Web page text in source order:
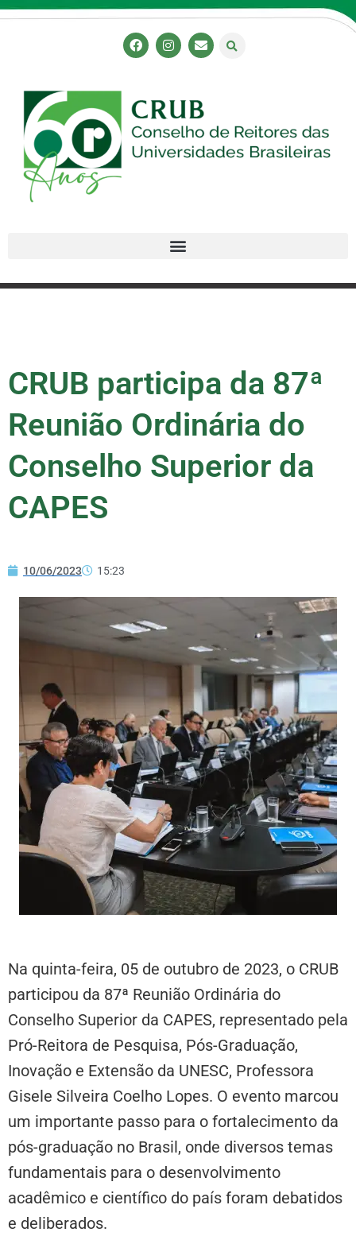
CRUB participa da 87ª
Reunião Ordinária do
Conselho Superior da
CAPES
10/06/2023 15:23
Na quinta-feira, 05 de outubro de 2023, o CRUB
participou da 87ª Reunião Ordinária do
Conselho Superior da CAPES, representado pela
Pró-Reitora de Pesquisa, Pós-Graduação,
Inovação e Extensão da UNESC, Professora
Gisele Silveira Coelho Lopes. O evento marcou
um importante passo para o fortalecimento da
pós-graduação no Brasil, onde diversos temas
fundamentais para o desenvolvimento
acadêmico e científico do país foram debatidos
e deliberados.